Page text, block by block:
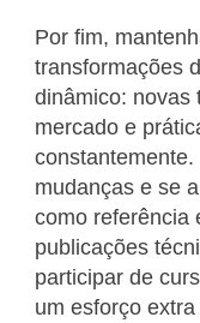
Por fim,
transformações
dinâmico: novas
mercado e
mudanças e se
como referência
publicações
participar de
um esforço